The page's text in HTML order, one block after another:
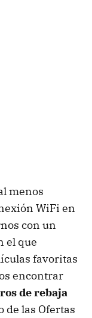
menos
WiFi en
con un
el que
favoritas
encontrar
de rebaja
de las Ofertas